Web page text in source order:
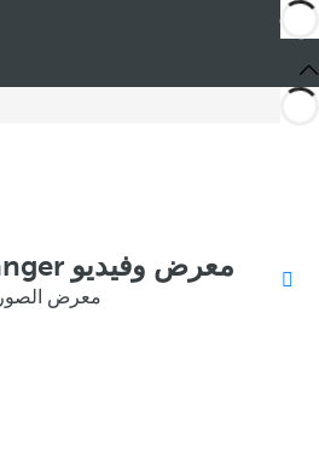
معرض وفيديو Barceló Tanger
معرض الصور